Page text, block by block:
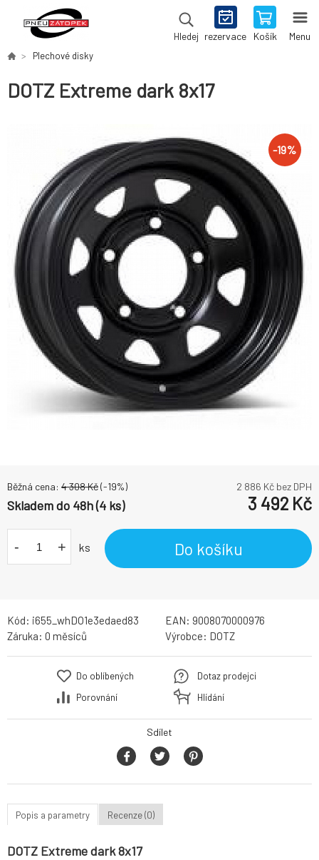
Hledej rezervace Košík Menu
Plechové disky
DOTZ Extreme dark 8x17
-19%
Běžná cena: 4 308Kč(-19%) 2 886 Kč bez DPH
Skladem do 48h (4 ks) 3 492 Kč
- + ks Do košíku
Kód: i655_whDO1e3edaed83 EAN: 9008070000976
Záruka: 0 měsíců Výrobce: DOTZ
Do oblíbených
Porovnání
Dotaz prodejci
Hlídání
Sdílet
Popis a parametry Recenze (0)
DOTZ Extreme dark 8x17